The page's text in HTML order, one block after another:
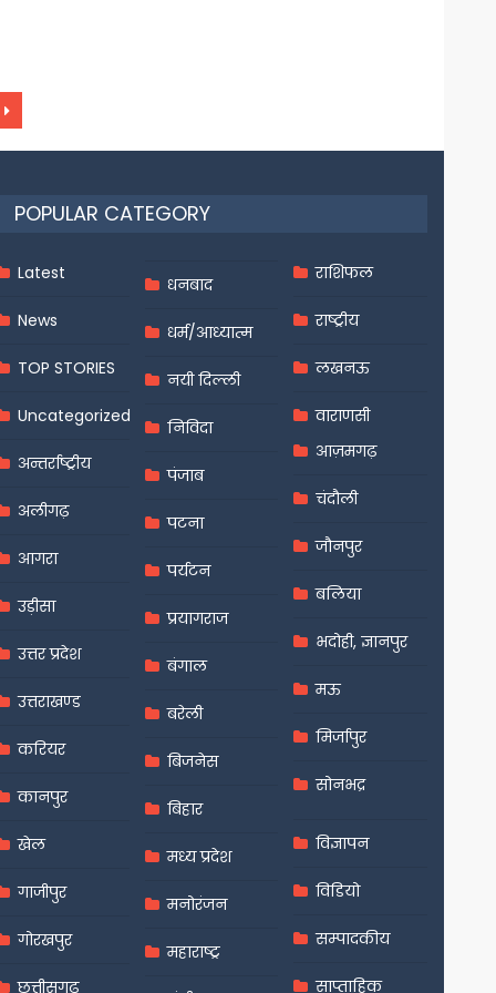
POPULAR CATEGORY
Latest
News
TOP STORIES
Uncategorized
अन्तर्राष्ट्रीय
अलीगढ़
आगरा
उड़ीसा
उत्तर प्रदेश
उत्तराखण्ड
करियर
कानपुर
खेल
गाजीपुर
गोरखपुर
छत्तीसगढ़
धनबाद
धर्म/आध्यात्म
नयी दिल्ली
निविदा
पंजाब
पटना
पर्यटन
प्रयागराज
बंगाल
बरेली
बिजनेस
बिहार
मध्य प्रदेश
मनोरंजन
महाराष्ट्र
राशिफल
राष्ट्रीय
लखनऊ
वाराणसी
आज़मगढ़
चंदौली
जौनपुर
बलिया
भदोही, ज्ञानपुर
मऊ
मिर्जापुर
सोनभद्र
विज्ञापन
विडियो
सम्पादकीय
साप्ताहिक